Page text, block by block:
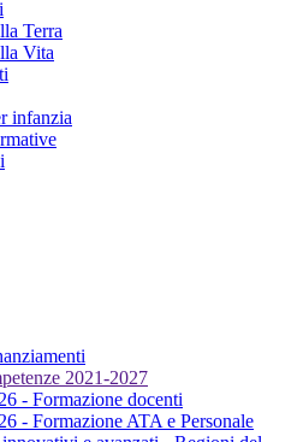
Terra
Vita
infanzia
2021-2027
- Formazione docenti
- Formazione ATA e Personale